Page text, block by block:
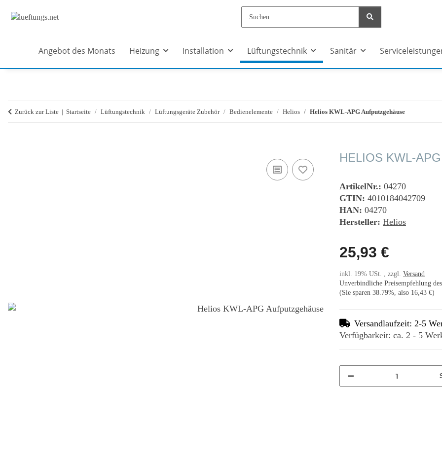
Angebot des Monats Heizung Installation Lüftungstechnik Sanitär
Zurück zur Liste Startseite Lüftungstechnik Lüftungsgeräte Zubehör Bedienelemente Helios Helios KWL-APG Aufputzgehäuse
HELIOS KWL-
ArtikelNr.: 04270
GTIN: 4010184042709
HAN: 04270
Hersteller: Helios
25,93 €
inkl. 19% USt. , zzgl. Versand
Unverbindliche Preisempfehlung
(Sie sparen 38.79%, also 16,43 €)
Versandlaufzeit: 2-5
Verfügbarkeit: ca. 2 - 5